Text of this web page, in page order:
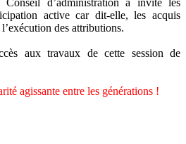
active car dit-elle, les acquis
des attributions.
aux travaux de cette session de
agissante entre les générations !